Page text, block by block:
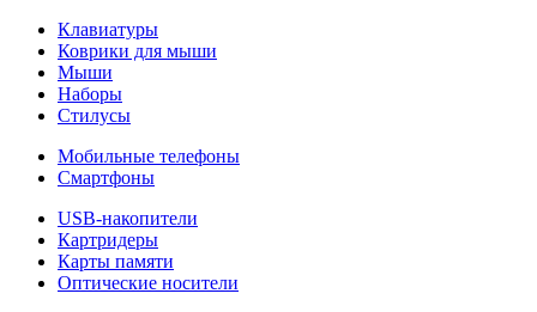
Клавиатуры
Коврики для мыши
Мыши
Наборы
Стилусы
Мобильные телефоны
Смартфоны
USB-накопители
Картридеры
Карты памяти
Оптические носители